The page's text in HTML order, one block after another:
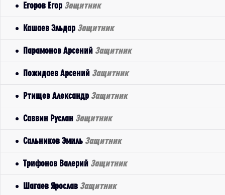
Егоров Егор Защитник
Кашаев Эльдар Защитник
Парамонов Арсений Защитник
Пожидаев Арсений Защитник
Ртищев Александр Защитник
Саввин Руслан Защитник
Сальников Эмиль Защитник
Трифонов Валерий Защитник
Шагаев Ярослав Защитник